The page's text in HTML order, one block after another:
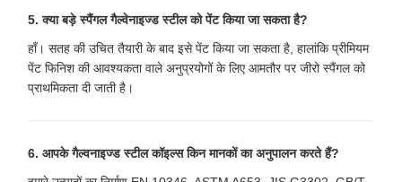
5. क्या बड़े स्पैंगल गैल्वेनाइज्ड स्टील को पेंट किया जा सकता है?
हाँ। सतह की उचित तैयारी के बाद इसे पेंट किया जा सकता है, हालांकि प्रीमियम
पेंट फिनिश की आवश्यकता वाले अनुप्रयोगों के लिए आमतौर पर जीरो स्पैंगल को
प्राथमिकता दी जाती है।
6. आपके गैल्वनाइज्ड स्टील कॉइल्स किन मानकों का अनुपालन करते हैं?